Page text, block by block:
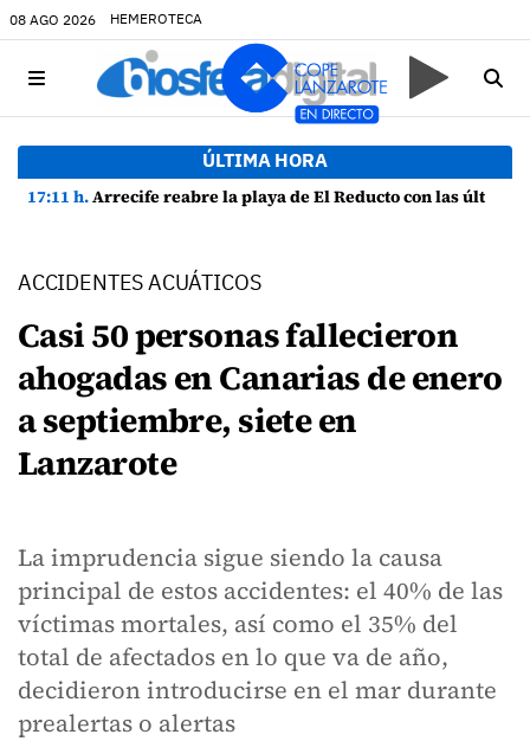
08 AGO 2026 HEMEROTECA
ÚLTIMA HORA
17:11 h.Arrecife reabre la playa de El Reducto con las últimas analíticas mostrando "una buena calidad de las aguas para el baño"
ACCIDENTES ACUÁTICOS
Casi 50 personas fallecieron
ahogadas en Canarias de enero
a septiembre, siete en
Lanzarote
La imprudencia sigue siendo la causa
principal de estos accidentes: el 40% de las
víctimas mortales, así como el 35% del
total de afectados en lo que va de año,
decidieron introducirse en el mar durante
prealertas o alertas